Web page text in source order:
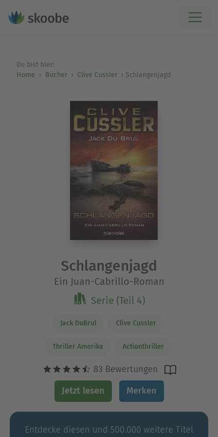
Du bist hier:
Home
Bücher Clive Cussler Schlangenjagd
Schlangenjagd
Ein Juan-Cabrillo-Roman
Serie (Teil 4)
Jack DuBrul Clive Cussler
Thriller Amerika Actionthriller
83 Bewertungen
Jetzt lesen Merken
Entdecke diesen und 500.000 weitere Titel